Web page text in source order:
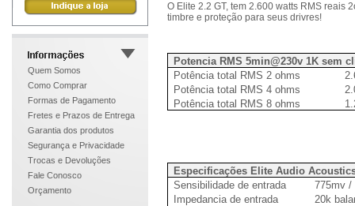
Quem Somos
Como Comprar
Formas de Pagamento
Fretes e Prazos de Entrega
Garantia dos produtos
Segurança e Privacidade
Trocas e Devoluções
Fale Conosco
Orçamento
O Elite 2.2 GT, tem 2.600 watts RMS reais
timbre e proteção para seus drivres!
Potencia RMS 5min@230v 1K sem
Potência total RMS 2 ohms
Potência total RMS 4 ohms
Potência total RMS 8 ohms
Especificações Elite Audio
Sensibilidade de entrada
775mv /
Impedancia de entrada
20k